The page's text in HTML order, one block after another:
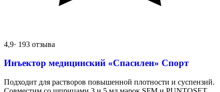
4,9· 193 отзыва
Инъектор медицинский «Спасилен» Спорт
Подходит для растворов повышенной плотности и суспензий.